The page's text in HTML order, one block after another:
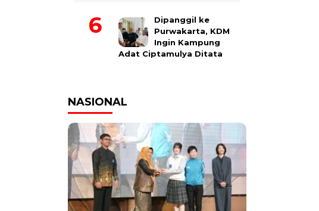
Dipanggil ke
Purwakarta, KDM
Ingin Kampung
Adat Ciptamulya Ditata
NASIONAL